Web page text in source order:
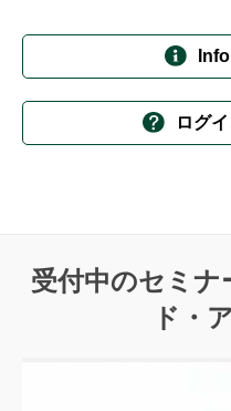
ログ
受付中のセミナ
ド・